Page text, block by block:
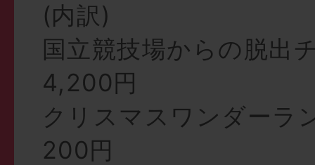
(内訳)
国立競技場からの脱出
4,200円
クリスマスワンダーラ
200円